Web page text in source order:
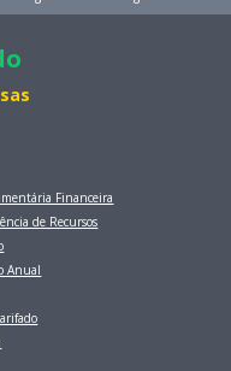
Financeira
de Recursos
Anual